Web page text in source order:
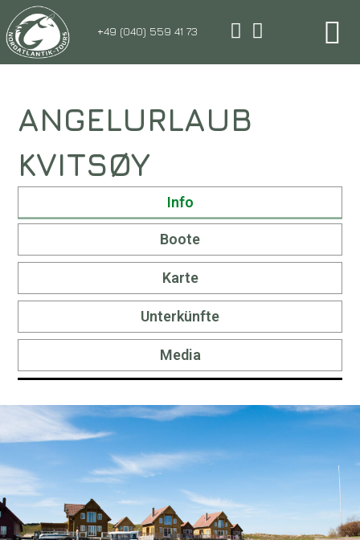
+49 (040) 559 41 73
ANGELURLAUB
KVITSØY
Info
Boote
Karte
Unterkünfte
Media